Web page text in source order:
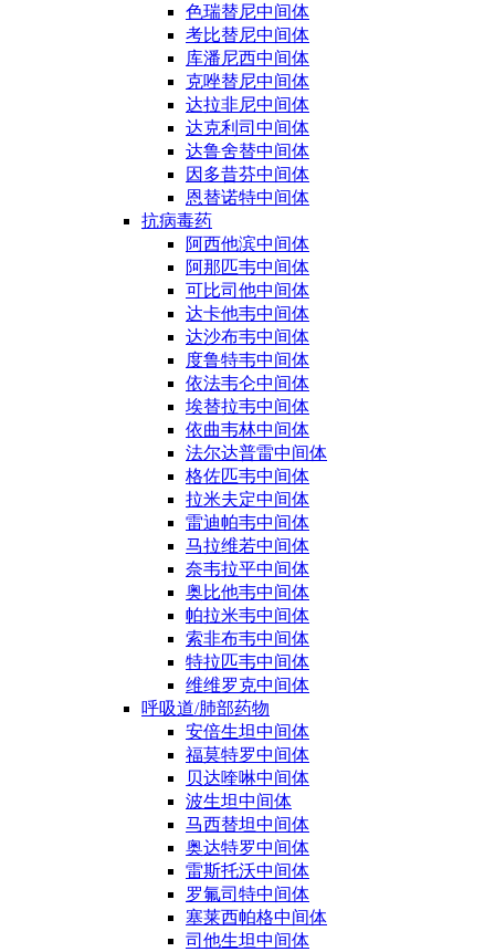
色瑞替尼中间体
考比替尼中间体
库潘尼西中间体
克唑替尼中间体
达拉非尼中间体
达克利司中间体
达鲁舍替中间体
因多昔芬中间体
恩替诺特中间体
抗病毒药
阿西他滨中间体
阿那匹韦中间体
可比司他中间体
达卡他韦中间体
达沙布韦中间体
度鲁特韦中间体
依法韦仑中间体
埃替拉韦中间体
依曲韦林中间体
法尔达普雷中间体
格佐匹韦中间体
拉米夫定中间体
雷迪帕韦中间体
马拉维若中间体
奈韦拉平中间体
奥比他韦中间体
帕拉米韦中间体
索非布韦中间体
特拉匹韦中间体
维维罗克中间体
呼吸道/肺部药物
安倍生坦中间体
福莫特罗中间体
贝达喹啉中间体
波生坦中间体
马西替坦中间体
奥达特罗中间体
雷斯托沃中间体
罗氟司特中间体
塞莱西帕格中间体
司他生坦中间体